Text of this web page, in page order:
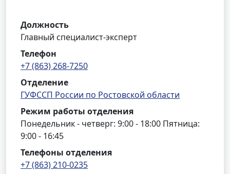
Должность
Главный специалист-эксперт
Телефон
+7 (863) 268-7250
Отделение
ГУФССП России по Ростовской области
Режим работы отделения
Понедельник - четверг: 9:00 - 18:00 Пятница:
9:00 - 16:45
Телефоны отделения
+7 (863) 210-0235